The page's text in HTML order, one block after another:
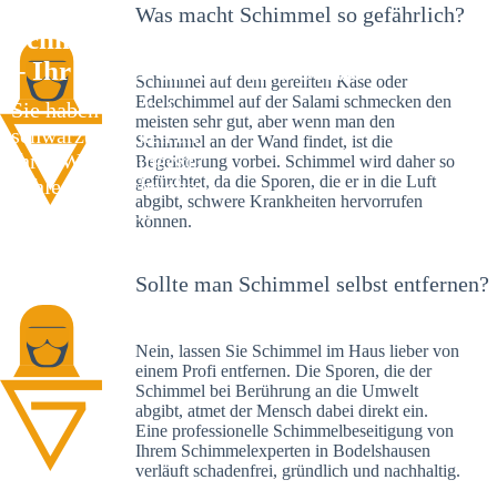
Schimmelexperte in Bodelshausen
– Ihr Helfer an Ort und Stelle
Sie haben kürzlich
schwarze Flecken an
Ihrer Wand entdeckt?
Schlechte Nachrichten:
Sie haben einen
Was macht Schimmel so gefährlich?
Schimmel auf dem gereiften Käse oder
Edelschimmel auf der Salami schmecken den
meisten sehr gut, aber wenn man den
Schimmel an der Wand findet, ist die
Begeisterung vorbei. Schimmel wird daher so
gefürchtet, da die Sporen, die er in die Luft
abgibt, schwere Krankheiten hervorrufen
können.
Sollte man Schimmel selbst entfernen?
Nein, lassen Sie Schimmel im Haus lieber von
einem Profi entfernen. Die Sporen, die der
Schimmel bei Berührung an die Umwelt
abgibt, atmet der Mensch dabei direkt ein.
Eine professionelle Schimmelbeseitigung von
Ihrem Schimmelexperten in Bodelshausen
verläuft schadenfrei, gründlich und nachhaltig.